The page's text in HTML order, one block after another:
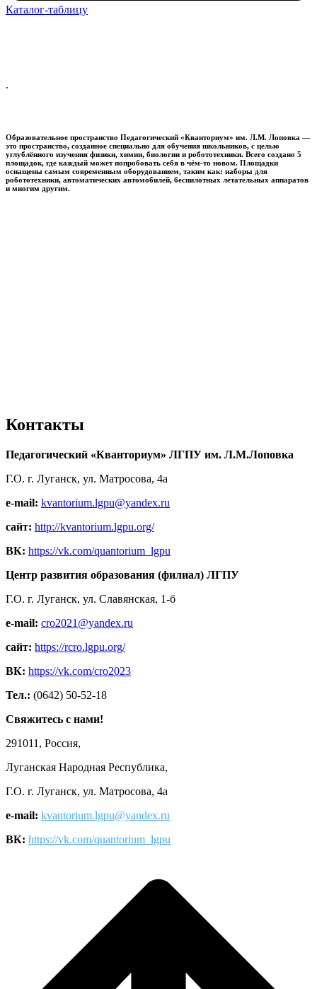
Каталог-таблицу
.
Образовательное пространство Педагогический «Кванториум» им. Л.М. Лоповка —
это пространство, созданное специально для обучения школьников, с целью
углублённого изучения физики, химии, биологии и робототехники. Всего создано 5
площадок, где каждый может попробовать себя в чём-то новом. Площадки
оснащены самым современным оборудованием, таким как: наборы для
робототехники, автоматических автомобилей, беспилотных летательных аппаратов
и многим другим.
Контакты
Педагогический «Кванториум» ЛГПУ им. Л.М.Лоповка
Г.О. г. Луганск, ул. Матросова, 4а
e-mail: kvantorium.lgpu@yandex.ru
сайт: http://kvantorium.lgpu.org/
ВК: https://vk.com/quantorium_lgpu
Центр развития образования (филиал) ЛГПУ
Г.О. г. Луганск, ул. Славянская, 1-б
e-mail: cro2021@yandex.ru
сайт: https://rcro.lgpu.org/
ВК: https://vk.com/cro2023
Тел.: (0642) 50-52-18
Свяжитесь с нами!
291011, Россия,
Луганская Народная Республика,
Г.О. г. Луганск, ул. Матросова, 4а
e-mail: kvantorium.lgpu@yandex.ru
ВК: https://vk.com/quantorium_lgpu